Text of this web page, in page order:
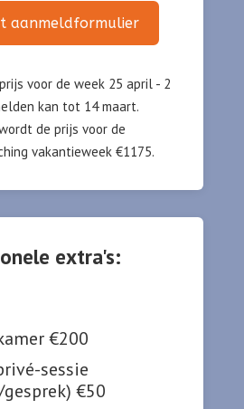
aanmeldformulier
voor de week 25 april - 2
kan tot 14 maart.
de prijs voor de
vakantieweek €1175.
extra's:
€200
sessie
€50